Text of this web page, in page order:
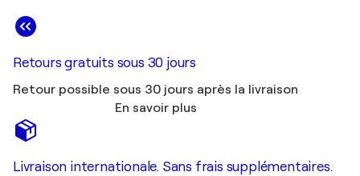
Retours gratuits sous 30 jours
Retour possible sous 30 jours après la livraison
En savoir plus
Livraison internationale. Sans frais supplémentaires.